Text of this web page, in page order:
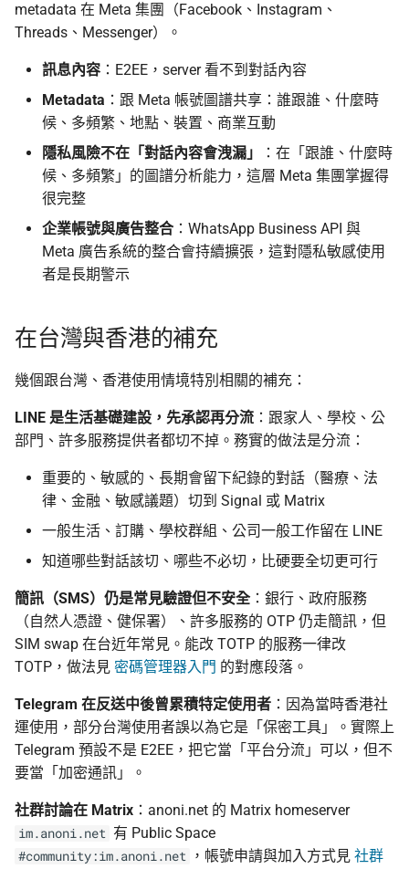
metadata 在 Meta 集團（Facebook、Instagram、
Threads、Messenger）。
訊息內容 ：E2EE，server 看不到對話內容
Metadata ：跟 Meta 帳號圖譜共享：誰跟誰、什麼時
候、多頻繁、地點、裝置、商業互動
隱私風險不在「對話內容會洩漏」
：在「跟誰、什麼時
候、多頻繁」的圖譜分析能力，這層 Meta 集團掌握得
很完整
企業帳號與廣告整合 ：WhatsApp Business API 與
Meta 廣告系統的整合會持續擴張，這對隱私敏感使用
者是長期警示
在台灣與香港的補充
幾個跟台灣、香港使用情境特別相關的補充：
LINE 是生活基礎建設，先承認再分流 ：跟家人、學校、公
部門、許多服務提供者都切不掉。務實的做法是分流：
重要的、敏感的、長期會留下紀錄的對話（醫療、法
律、金融、敏感議題）切到 Signal 或 Matrix
一般生活、訂購、學校群組、公司一般工作留在 LINE
知道哪些對話該切、哪些不必切，比硬要全切更可行
簡訊（SMS）仍是常見驗證但不安全：銀行、政府服務
（自然人憑證、健保署）、許多服務的 OTP 仍走簡訊，但
SIM swap 在台近年常見。能改 TOTP 的服務一律改
TOTP，做法見 密碼管理器入門 的對應段落。
Telegram 在反送中後曾累積特定使用者 ：因為當時香港社
運使用，部分台灣使用者誤以為它是「保密工具」。實際上
Telegram 預設不是 E2EE，把它當「平台分流」可以，但不
要當「加密通訊」。
社群討論在 Matrix ：anoni.net 的 Matrix homeserver
im.anoni.net 有 Public Space
#community:im.anoni.net ，帳號申請與加入方式見 社群